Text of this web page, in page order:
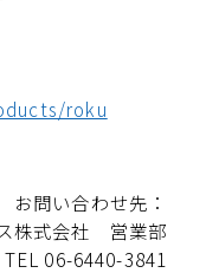
roku
お問い合わせ先：
株式会社 営業部
TEL 06-6440-3841